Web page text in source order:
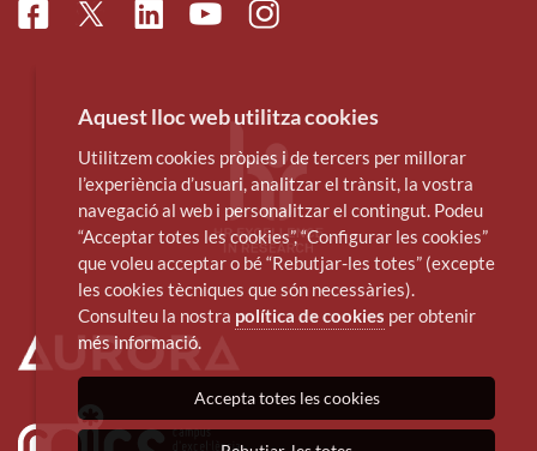
FacebookTwitterLinkedinYoutubeInstagram
Aquest lloc web utilitza cookies
Utilitzem cookies pròpies i de tercers per millorar
l’experiència d’usuari, analitzar el trànsit, la vostra
navegació al web i personalitzar el contingut. Podeu
“Acceptar totes les cookies”, “Configurar les cookies”
que voleu acceptar o bé “Rebutjar-les totes” (excepte
les cookies tècniques que són necessàries).
Consulteu la nostra política de cookies per obtenir
més informació.
Accepta totes les cookies